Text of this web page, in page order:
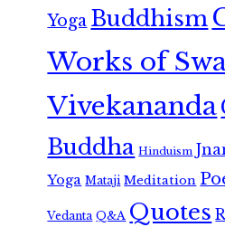
Yoga Buddhism
Works of
Vivekananda
Buddha Hinduism
Yoga Mataji Meditation
Vedanta Q&A Quotes